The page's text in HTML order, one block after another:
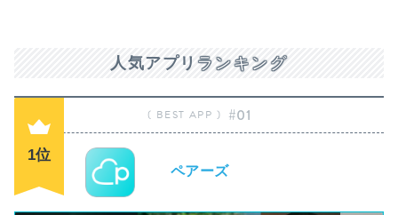
人気アプリ ランキング
1位
#01
ペアーズ